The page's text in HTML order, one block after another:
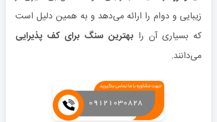
زیبایی و دوام را ارائه می‌دهد و به همین دلیل است
که بسیاری آن را بهترین سنگ برای کف پذیرایی
می‌دانند.